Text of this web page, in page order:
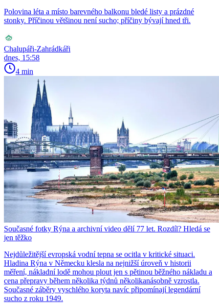
Polovina léta a místo barevného balkonu bledé listy a prázdné
stonky. Příčinou většinou není sucho; příčiny bývají hned tři.
Chalupáři-Zahrádkáři
dnes, 15:58
4 min
Současné fotky Rýna a archivní video dělí 77 let. Rozdíl? Hledá se
jen těžko
Nejdůležitější evropská vodní tepna se ocitla v kritické situaci.
Hladina Rýna v Německu klesla na nejnižší úroveň v historii
měření, nákladní lodě mohou plout jen s pětinou běžného nákladu a
cena přepravy během několika týdnů několikanásobně vzrostla.
Současné záběry vyschlého koryta navíc připomínají legendární
sucho z roku 1949.